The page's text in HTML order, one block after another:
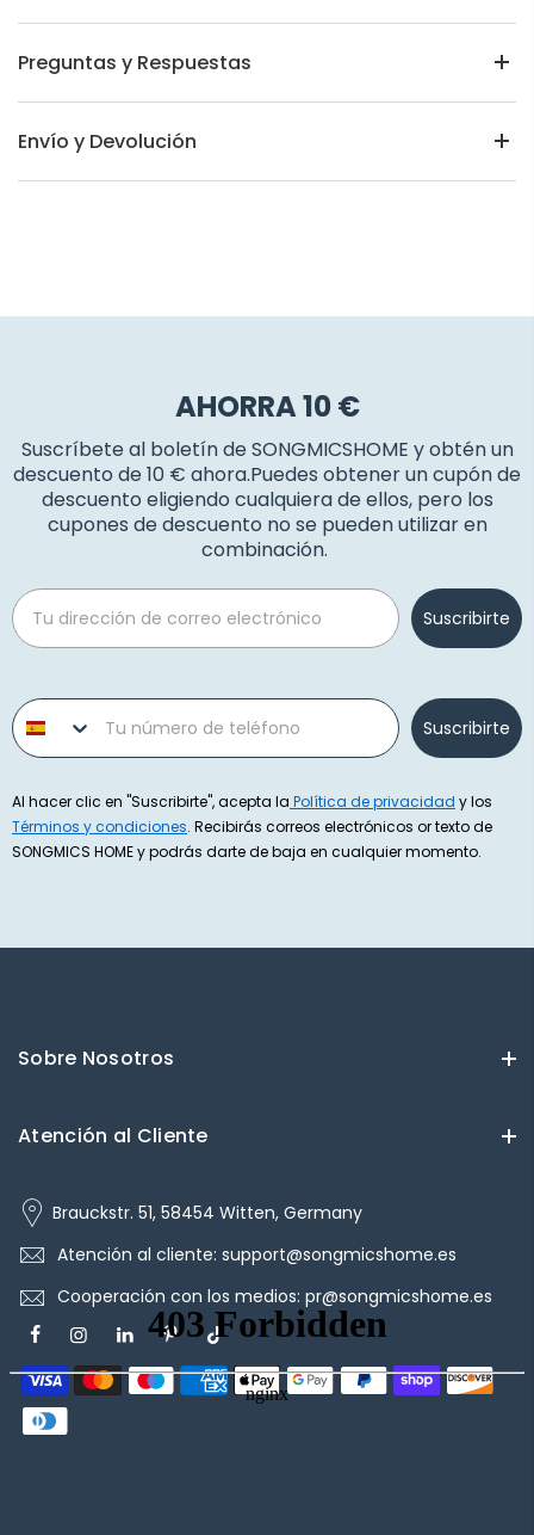
Preguntas y Respuestas
Envío y Devolución
AHORRA 10 €
Suscríbete al boletín de SONGMICSHOME y obtén un
descuento de 10 € ahora.Puedes obtener un cupón de
descuento eligiendo cualquiera de ellos, pero los
cupones de descuento no se pueden utilizar en
combinación.
Email
Suscribirte
Phone number
Suscribirte
Al hacer clic en "Suscribirte", acepta la Política de privacidad y los
Términos y condiciones. Recibirás correos electrónicos or texto de
SONGMICS HOME y podrás darte de baja en cualquier momento.
Sobre Nosotros
Atención al Cliente
Brauckstr. 51, 58454 Witten, Germany
Atención al cliente: support@songmicshome.es
Cooperación con los medios: pr@songmicshome.es